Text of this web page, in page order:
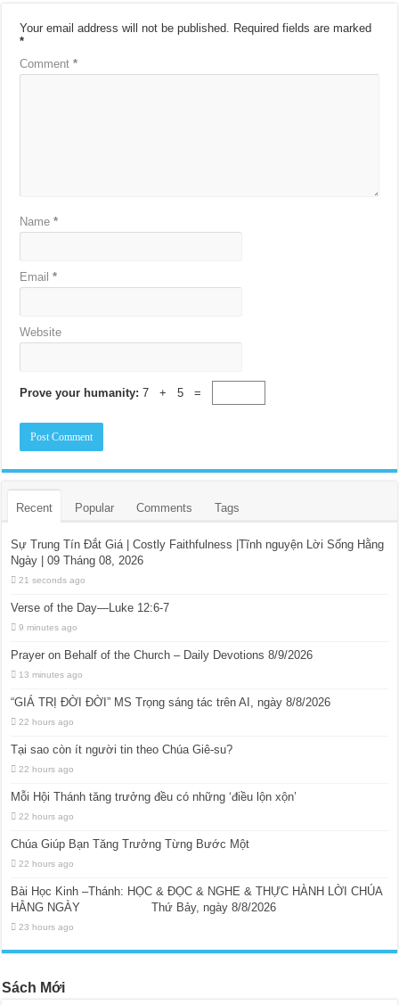
Your email address will not be published.
Required fields are marked
*
Comment*
Name*
Email*
Website
Prove your humanity:7 + 5 =
Recent Popular Comments Tags
Sự Trung Tín Đắt Giá | Costly Faithfulness |Tĩnh nguyện Lời Sống Hằng
Ngày | 09 Tháng 08, 2026
21 seconds ago
Verse of the Day—Luke 12:6-7
9 minutes ago
Prayer on Behalf of the Church – Daily Devotions 8/9/2026
13 minutes ago
“GIÁ TRỊ ĐỜI ĐỜI” MS Trọng sáng tác trên AI, ngày 8/8/2026
22 hours ago
Tại sao còn ít người tin theo Chúa Giê-su?
22 hours ago
Mỗi Hội Thánh tăng trưởng đều có những ‘điều lộn xộn’
22 hours ago
Chúa Giúp Bạn Tăng Trưởng Từng Bước Một
22 hours ago
Bài Học Kinh –Thánh: HỌC & ĐỌC & NGHE & THỰC HÀNH LỜI CHÚA
HẰNG NGÀY Thứ Bảy, ngày 8/8/2026
23 hours ago
Sách Mới